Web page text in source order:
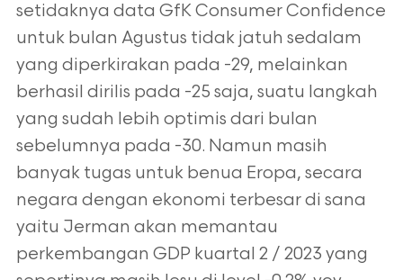
setidaknya data GfK Consumer Confidence
untuk bulan Agustus tidak jatuh sedalam
yang diperkirakan pada -29, melainkan
berhasil dirilis pada -25 saja, suatu langkah
yang sudah lebih optimis dari bulan
sebelumnya pada -30. Namun masih
banyak tugas untuk benua Eropa, secara
negara dengan ekonomi terbesar di sana
yaitu Jerman akan memantau
perkembangan GDP kuartal 2 / 2023 yang